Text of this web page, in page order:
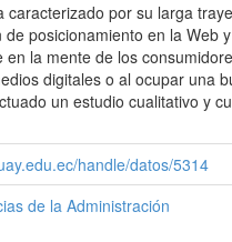
caracterizado por su larga
de posicionamiento en la Web
en la mente de los
digitales o al ocupar una
un estudio cualitativo y
handle/datos/5314
de la Administración